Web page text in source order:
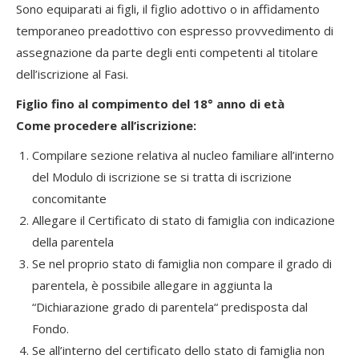
Sono equiparati ai figli, il figlio adottivo o in affidamento
temporaneo preadottivo con espresso provvedimento di
assegnazione da parte degli enti competenti al titolare
dell’iscrizione al Fasi.
Figlio fino al compimento del 18° anno di età
Come procedere all’iscrizione:
Compilare sezione relativa al nucleo familiare all’interno
del Modulo di iscrizione se si tratta di iscrizione
concomitante
Allegare il Certificato di stato di famiglia con indicazione
della parentela
Se nel proprio stato di famiglia non compare il grado di
parentela, è possibile allegare in aggiunta la
“Dichiarazione grado di parentela“ predisposta dal
Fondo.
Se all’interno del certificato dello stato di famiglia non